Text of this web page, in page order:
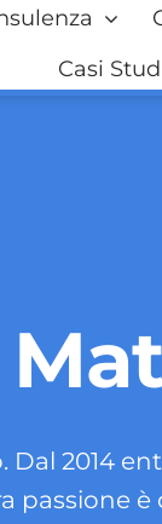
Casi
Dal 2014
passione